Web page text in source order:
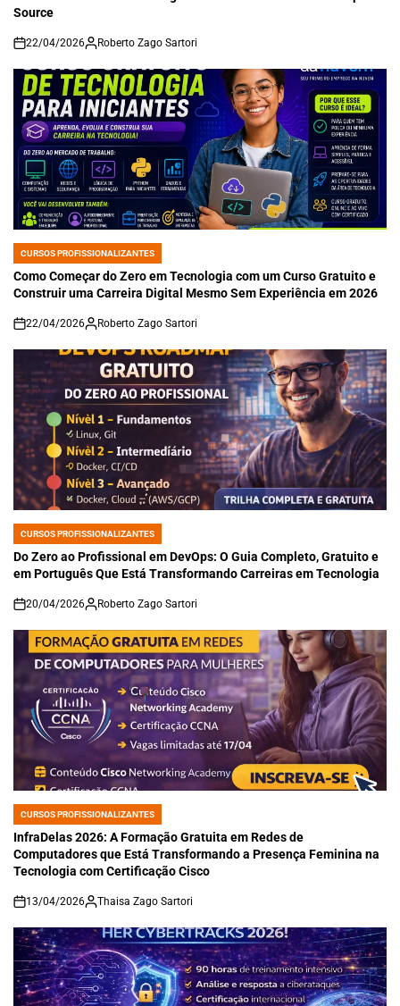
Source
on
22/04/2026 Roberto Zago Sartori
POSTED
IN
CURSOS PROFISSIONALIZANTES
Como Começar do Zero em Tecnologia com um Curso Gratuito e
Construir uma Carreira Digital Mesmo Sem Experiência em 2026
on
22/04/2026 Roberto Zago Sartori
POSTED
IN
CURSOS PROFISSIONALIZANTES
Do Zero ao Profissional em DevOps: O Guia Completo, Gratuito e
em Português Que Está Transformando Carreiras em Tecnologia
on
20/04/2026 Roberto Zago Sartori
POSTED
IN
CURSOS PROFISSIONALIZANTES
InfraDelas 2026: A Formação Gratuita em Redes de
Computadores que Está Transformando a Presença Feminina na
Tecnologia com Certificação Cisco
on
13/04/2026 Thaisa Zago Sartori